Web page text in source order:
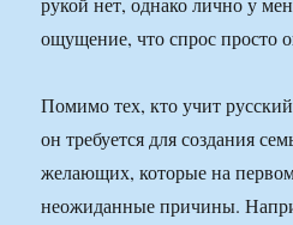
ощущение, что спрос просто
Помимо тех, кто учит
он требуется для создания
желающих, которые на
неожиданные причины.